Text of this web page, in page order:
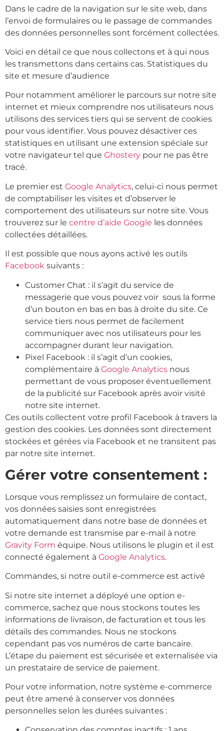
Dans le cadre de la navigation sur le site web, dans
l’envoi de formulaires ou le passage de commandes
des données personnelles sont forcément collectées.
Voici en détail ce que nous collectons et à qui nous
les transmettons dans certains cas. Statistiques du
site et mesure d’audience
Pour notamment améliorer le parcours sur notre site
internet et mieux comprendre nos utilisateurs nous
utilisons des services tiers qui se servent de cookies
pour vous identifier. Vous pouvez désactiver ces
statistiques en utilisant une extension spéciale sur
votre navigateur tel que Ghostery pour ne pas être
tracé.
Le premier est Google Analytics, celui-ci nous permet
de comptabiliser les visites et d’observer le
comportement des utilisateurs sur notre site. Vous
trouverez sur le centre d’aide Google les données
collectées détaillées.
Il est possible que nous ayons activé les outils
Facebook suivants :
Customer Chat : il s’agit du service de
messagerie que vous pouvez voir sous la forme
d’un bouton en bas en bas à droite du site. Ce
service tiers nous permet de facilement
communiquer avec nos utilisateurs pour les
accompagner durant leur navigation.
Pixel Facebook : il s’agit d’un cookies,
complémentaire à Google Analytics nous
permettant de vous proposer éventuellement
de la publicité sur Facebook après avoir visité
notre site internet.
Ces outils collectent votre profil Facebook à travers la
gestion des cookies. Les données sont directement
stockées et gérées via Facebook et ne transitent pas
par notre site internet.
Gérer votre consentement :
Lorsque vous remplissez un formulaire de contact,
vos données saisies sont enregistrées
automatiquement dans notre base de données et
votre demande est transmise par e-mail à notre
Gravity Form équipe. Nous utilisons le plugin et il est
connecté également à Google Analytics.
Commandes, si notre outil e-commerce est activé
Si notre site internet a déployé une option e-
commerce, sachez que nous stockons toutes les
informations de livraison, de facturation et tous les
détails des commandes. Nous ne stockons
cependant pas vos numéros de carte bancaire.
L’étape du paiement est sécurisée et externalisée via
un prestataire de service de paiement.
Pour votre information, notre système e-commerce
peut être amené à conserver vos données
personnelles selon les durées suivantes :